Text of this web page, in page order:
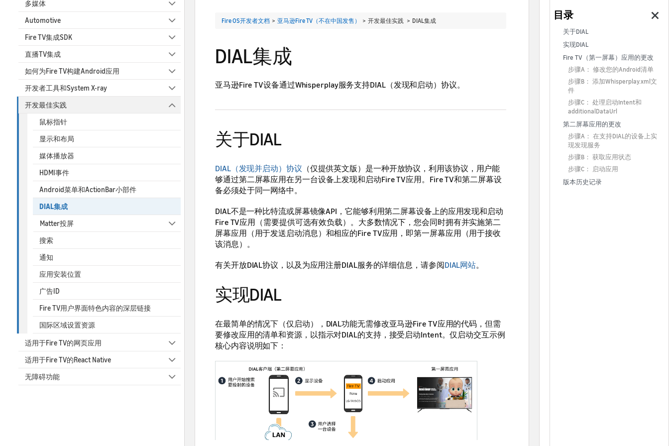
多媒体
Automotive
Fire TV集成SDK
直播TV集成
如何为Fire TV构建Android应用
开发者工具和System X-ray
开发最佳实践
鼠标指针
显示和布局
媒体播放器
HDMI事件
Android菜单和ActionBar小部件
DIAL集成
Matter投屏
搜索
通知
应用安装位置
广告ID
Fire TV用户界面特色内容的深层链接
国际区域设置资源
适用于Fire TV的网页应用
适用于Fire TV的React Native
无障碍功能
Fire OS开发者文档 > 亚马逊Fire TV（不在中国发售） > 开发最佳实践 > DIAL集成
DIAL集成
亚马逊Fire TV设备通过Whisperplay服务支持DIAL（发现和启动）协议。
关于DIAL
DIAL（发现并启动）协议 （仅提供英文版）是一种开放协议，利用该协议，用户能
够通过第二屏幕应用在另一台设备上发现和启动Fire TV应用。Fire TV和第二屏幕设
备必须处于同一网络中。
DIAL不是一种比特流或屏幕镜像API，它能够利用第二屏幕设备上的应用发现和启动
Fire TV应用（需要提供可选有效负载）。大多数情况下，您会同时拥有并实施第二
屏幕应用（用于发送启动消息）和相应的Fire TV应用，即第一屏幕应用（用于接收
该消息）。
有关开放DIAL协议，以及为应用注册DIAL服务的详细信息，请参阅DIAL网站。
实现DIAL
在最简单的情况下（仅启动），DIAL功能无需修改亚马逊Fire TV应用的代码，但需
要修改应用的清单和资源，以指示对DIAL的支持，接受启动Intent。仅启动交互示例
核心内容说明如下：
关于DIAL
实现DIAL
Fire TV（第一屏幕）应用的更改
步骤A： 修改您的Android清单
步骤B： 添加Whisperplay.xml 文
件
步骤C： 处理启动Intent和
additionalDataUrl
第二屏幕应用的更改
步骤A： 在支持DIAL的设备上实
现发现服务
步骤B： 获取应用状态
步骤C： 启动应用
版本历史记录